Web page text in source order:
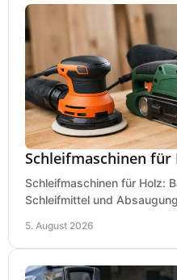
Schleifmaschinen
Schleifmaschinen für Holz:
Schleifmittel und
5. August 2026